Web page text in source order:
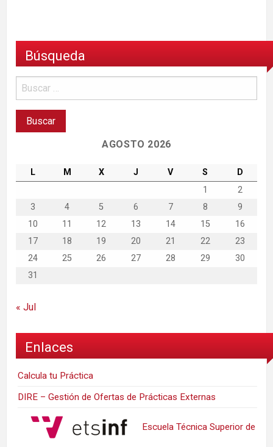
Búsqueda
AGOSTO 2026
L M X J V S
D
1
2
3
4 5 6 7 8
9
10
11 12 13 14 15
16
17
18 19 20 21 22
23
24
25 26 27 28 29
30
31
« Jul
Enlaces
Calcula tu Práctica
DIRE – Gestión de Ofertas de Prácticas Externas
Escuela Técnica Superior de